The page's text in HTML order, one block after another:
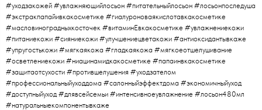
#уходзакожей #увлажняющийлосьон #питательныйлосьон #лосьонпоследуша
#экстракпапайивкакосметике #гиалуроноваякислотавкакосметике
#масловиноградныхкосточек #витаминЕвкакосметике #увлажнениекожи
#питаниекожи #сияниекожи #улучшениецветакожи #антиоксидантывкаже
#упругостькожи #мягкаякожа #гладкаякожа #мягкоеотшелушивание
#осветлениекожи #ниацинамидкакосметике #папаинвкакосметике
#защитаотсухости #протившелушения #уходзателом
#профессиональныйуходдома #салонныйэффектдома #экономичныйуход
#доступныйуход #длявсейсемьи #интенсивноеувлажнение #лосьон480мл
#натуральныекомпонентывкаже